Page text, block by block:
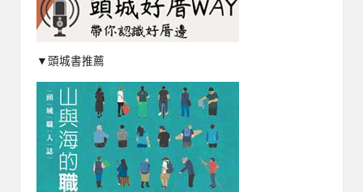
▼頭城書推薦